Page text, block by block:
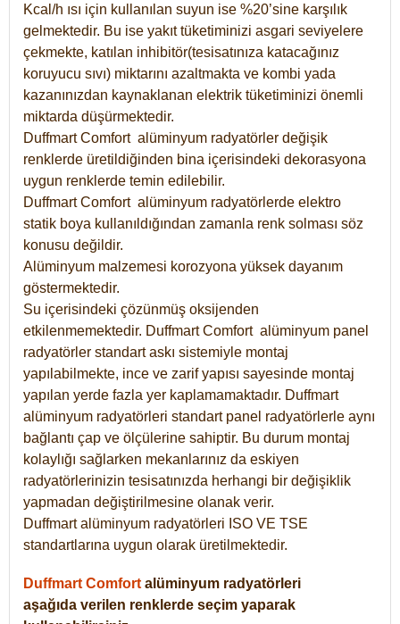
Kcal/h ısı için kullanılan suyun ise %20’sine karşılık
gelmektedir. Bu ise yakıt tüketiminizi asgari seviyelere
çekmekte, katılan inhibitör(tesisatınıza katacağınız
koruyucu sıvı) miktarını azaltmakta ve kombi yada
kazanınızdan kaynaklanan elektrik tüketiminizi önemli
miktarda düşürmektedir.
Duffmart Comfort alüminyum radyatörler değişik
renklerde üretildiğinden bina içerisindeki dekorasyona
uygun renklerde temin edilebilir.
DuffmartComfort alüminyum radyatörlerde elektro
statik boya kullanıldığından zamanla renk solması söz
konusu değildir.
Alüminyum malzemesi korozyona yüksek dayanım
göstermektedir.
Su içerisindeki çözünmüş oksijenden
etkilenmemektedir. DuffmartComfort alüminyum panel
radyatörler standart askı sistemiyle montaj
yapılabilmekte, ince ve zarif yapısı sayesinde montaj
yapılan yerde fazla yer kaplamamaktadır. Duffmart
alüminyum radyatörleri standart panel radyatörlerle aynı
bağlantı çap ve ölçülerine sahiptir. Bu durum montaj
kolaylığı sağlarken mekanlarınız da eskiyen
radyatörlerinizin tesisatınızda herhangi bir değişiklik
yapmadan değiştirilmesine olanak verir.
Duffmart alüminyum radyatörleri ISO VE TSE
standartlarına uygun olarak üretilmektedir.
Duffmart Comfort alüminyum radyatörleri
aşağıda verilen renklerde seçim yaparak